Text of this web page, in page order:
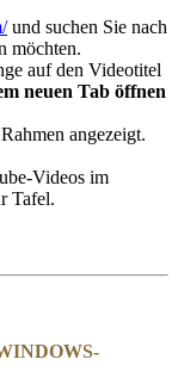
und suchen Sie nach
möchten.
auf den Videotitel
neuen Tab öffnen
angezeigt.
Videos im
Tafel.